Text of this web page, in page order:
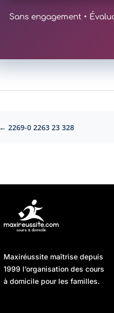
Sans engagement •
← 2269-0 2263 23 328
Maxiréussite maîtrise depuis
1999 l’organisation des cours
à domicile pour les familles.